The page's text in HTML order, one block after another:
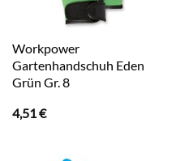
Workpower
Gartenhandschuh Eden
Grün Gr. 8
4,51€